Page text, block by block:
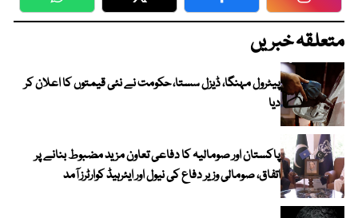
WhatsApp Twitter Facebook
متعلقہ خبریں
پیٹرول مہنگا، ڈیزل سستا، حکومت نے نئی قیمتوں کا اعلان کر
دیا
پاکستان اور صومالیہ کا دفاعی تعاون مزید مضبوط بنانے پر
اتفاق، صومالی وزیر دفاع کی نیول اور ایئرہیڈ کوارٹرز آمد